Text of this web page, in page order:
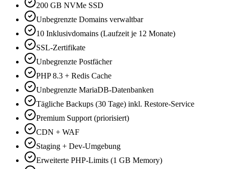
200 GB NVMe SSD
Unbegrenzte Domains verwaltbar
10 Inklusivdomains (Laufzeit je 12 Monate)
SSL-Zertifikate
Unbegrenzte Postfächer
PHP 8.3 + Redis Cache
Unbegrenzte MariaDB-Datenbanken
Tägliche Backups (30 Tage) inkl. Restore-Service
Premium Support (priorisiert)
CDN + WAF
Staging + Dev-Umgebung
Erweiterte PHP-Limits (1 GB Memory)